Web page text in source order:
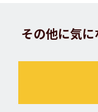
その他に気